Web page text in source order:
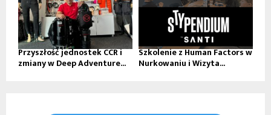
Przyszłość jednostek CCR i
zmiany w Deep Adventure...
Szkolenie z Human Factors w
Nurkowaniu i Wizyta...